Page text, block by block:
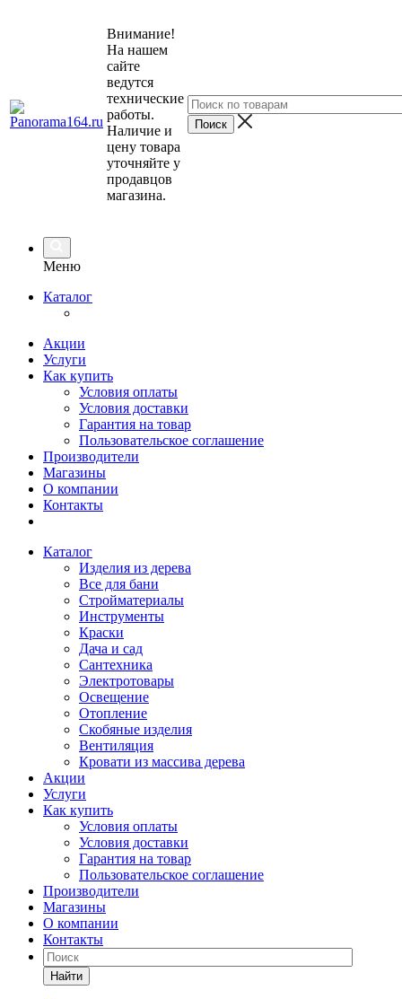
Внимание!
На нашем
сайте
ведутся
технические
работы.
Наличие и
цену товара
уточняйте у
продавцов
магазина.
Меню
Каталог
Акции
Услуги
Как купить
Условия оплаты
Условия доставки
Гарантия на товар
Пользовательское соглашение
Производители
Магазины
О компании
Контакты
Каталог
Изделия из дерева
Все для бани
Стройматериалы
Инструменты
Краски
Дача и сад
Сантехника
Электротовары
Освещение
Отопление
Скобяные изделия
Вентиляция
Кровати из массива дерева
Акции
Услуги
Как купить
Условия оплаты
Условия доставки
Гарантия на товар
Пользовательское соглашение
Производители
Магазины
О компании
Контакты
Найти